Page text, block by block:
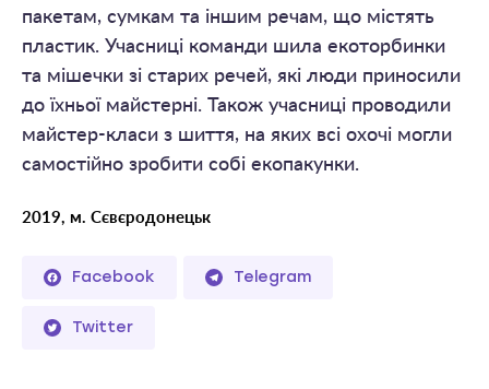
пакетам, сумкам та іншим речам, що містять
пластик. Учасниці команди шила екоторбинки
та мішечки зі старих речей, які люди приносили
до їхньої майстерні. Також учасниці проводили
майстер-класи з шиття, на яких всі охочі могли
самостійно зробити собі екопакунки.
2019, м. Сєвєродонецьк
Facebook Telegram
Twitter